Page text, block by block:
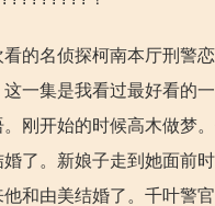
的名侦探柯南本厅刑警
一集是我看过最好看的
刚开始的时候高木做梦
了。新娘子走到她面前
和由美结婚了。千叶警